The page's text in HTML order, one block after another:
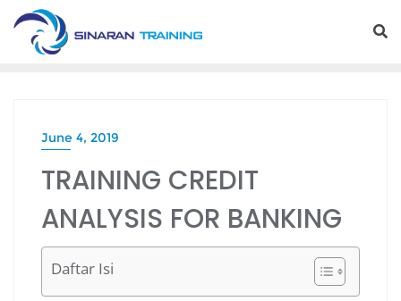
Skip
content
June 4, 2019
TRAINING CREDIT
ANALYSIS FOR BANKING
Daftar Isi